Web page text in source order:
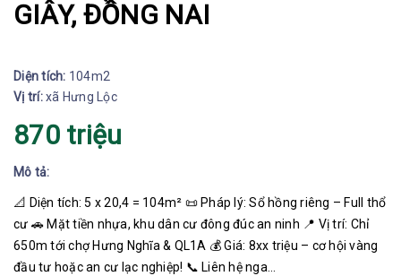
GIÂY, ĐỒNG NAI
Diện tích: 104m2
Vị trí:xã Hưng Lộc
870 triệu
Mô tả:
📐 Diện tích: 5 x 20,4 = 104m² 📜 Pháp lý: Sổ hồng riêng – Full thổ
cư 🚗 Mặt tiền nhựa, khu dân cư đông đúc an ninh 📍 Vị trí: Chỉ
650m tới chợ Hưng Nghĩa & QL1A 💰 Giá: 8xx triệu – cơ hội vàng
đầu tư hoặc an cư lạc nghiệp! 📞 Liên hệ nga…